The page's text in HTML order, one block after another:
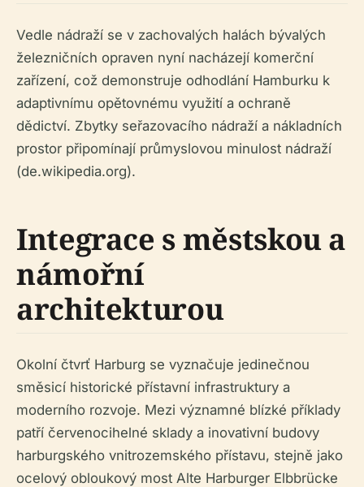
Vedle nádraží se v zachovalých halách bývalých
železničních opraven nyní nacházejí komerční
zařízení, což demonstruje odhodlání Hamburku k
adaptivnímu opětovnému využití a ochraně
dědictví. Zbytky seřazovacího nádraží a nákladních
prostor připomínají průmyslovou minulost nádraží
(de.wikipedia.org).
Integrace s městskou a
námořní
architekturou
Okolní čtvrť Harburg se vyznačuje jedinečnou
směsicí historické přístavní infrastruktury a
moderního rozvoje. Mezi významné blízké příklady
patří červenocihelné sklady a inovativní budovy
harburgského vnitrozemského přístavu, stejně jako
ocelový obloukový most Alte Harburger Elbbrücke